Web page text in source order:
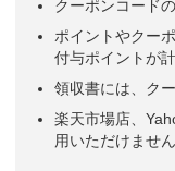
クーポンコード
ポイントやクー
付与ポイントが
領収書には、ク
楽天市場店、
用いただけません